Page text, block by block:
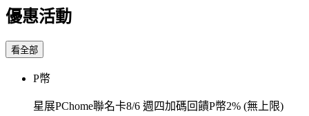
優惠活動
看全部
P幣
星展PChome聯名卡8/6 週四加碼回饋P幣2% (無上限)